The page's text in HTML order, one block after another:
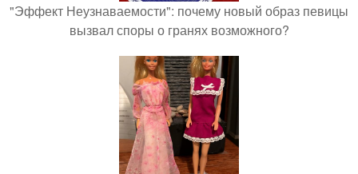
"Эффект Неузнаваемости": почему новый образ певицы
вызвал споры о гранях возможного?